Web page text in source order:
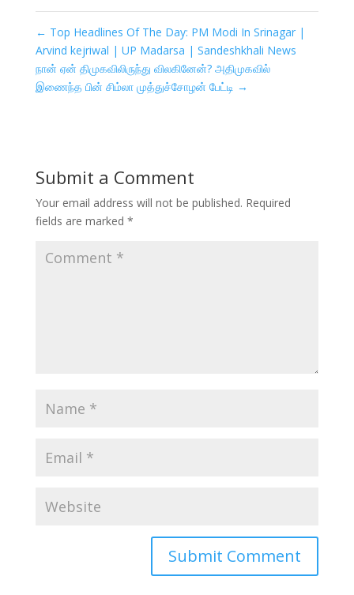
← Top Headlines Of The Day: PM Modi In Srinagar |
Arvind kejriwal | UP Madarsa | Sandeshkhali News
நான் ஏன் திமுகவிலிருந்து விலகினேன்? அதிமுகவில்
இணைந்த பின் சிம்லா முத்துச்சோழன் பேட்டி →
Submit a Comment
Your email address will not be published. Required
fields are marked *